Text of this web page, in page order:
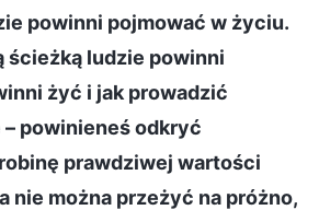
powinni pojmować w życiu.
ścieżką ludzie powinni
żyć i jak prowadzić
powinieneś odkryć
prawdziwej wartości
nie można przeżyć na próżno,